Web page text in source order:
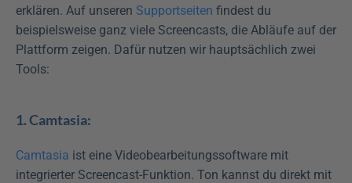
erklären. Auf unseren Supportseiten findest du
beispielsweise ganz viele Screencasts, die Abläufe auf der
Plattform zeigen. Dafür nutzen wir hauptsächlich zwei
Tools:
1. Camtasia:
Camtasia ist eine Videobearbeitungssoftware mit
integrierter Screencast-Funktion. Ton kannst du direkt mit